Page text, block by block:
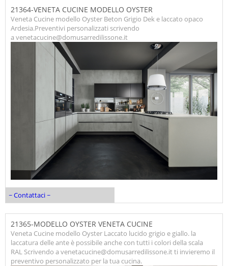
21364-VENETA CUCINE MODELLO OYSTER
Veneta Cucine modello Oyster Beton Grigio Dek e laccato opaco
Ardesia.Preventivi personalizzati scrivendo
a venetacucine@domusarredilissone.it
~ Contattaci ~
21365-MODELLO OYSTER VENETA CUCINE
Veneta Cucine modello Oyster Laccato lucido grigio e giallo. la
laccatura delle ante è possibile anche con tutti i colori della scala
RAL Scrivendo a venetacucine@domusarredilissone.it ti invieremo il
preventivo personalizzato per la tua cucina.